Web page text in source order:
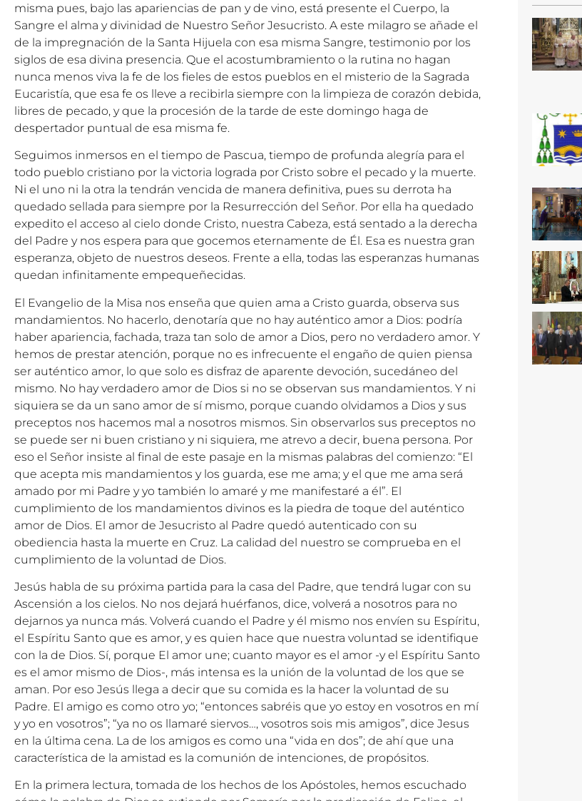
misma pues, bajo las apariencias de pan y de vino, está presente el Cuerpo, la
Sangre el alma y divinidad de Nuestro Señor Jesucristo. A este milagro se añade el
de la impregnación de la Santa Hijuela con esa misma Sangre, testimonio por los
siglos de esa divina presencia. Que el acostumbramiento o la rutina no hagan
nunca menos viva la fe de los fieles de estos pueblos en el misterio de la Sagrada
Eucaristía, que esa fe os lleve a recibirla siempre con la limpieza de corazón debida,
libres de pecado, y que la procesión de la tarde de este domingo haga de
despertador puntual de esa misma fe.
Seguimos inmersos en el tiempo de Pascua, tiempo de profunda alegría para el
todo pueblo cristiano por la victoria lograda por Cristo sobre el pecado y la muerte.
Ni el uno ni la otra la tendrán vencida de manera definitiva, pues su derrota ha
quedado sellada para siempre por la Resurrección del Señor. Por ella ha quedado
expedito el acceso al cielo donde Cristo, nuestra Cabeza, está sentado a la derecha
del Padre y nos espera para que gocemos eternamente de Él. Esa es nuestra gran
esperanza, objeto de nuestros deseos. Frente a ella, todas las esperanzas humanas
quedan infinitamente empequeñecidas.
El Evangelio de la Misa nos enseña que quien ama a Cristo guarda, observa sus
mandamientos. No hacerlo, denotaría que no hay auténtico amor a Dios: podría
haber apariencia, fachada, traza tan solo de amor a Dios, pero no verdadero amor. Y
hemos de prestar atención, porque no es infrecuente el engaño de quien piensa
ser auténtico amor, lo que solo es disfraz de aparente devoción, sucedáneo del
mismo. No hay verdadero amor de Dios si no se observan sus mandamientos. Y ni
siquiera se da un sano amor de sí mismo, porque cuando olvidamos a Dios y sus
preceptos nos hacemos mal a nosotros mismos. Sin observarlos sus preceptos no
se puede ser ni buen cristiano y ni siquiera, me atrevo a decir, buena persona. Por
eso el Señor insiste al final de este pasaje en la mismas palabras del comienzo: “El
que acepta mis mandamientos y los guarda, ese me ama; y el que me ama será
amado por mi Padre y yo también lo amaré y me manifestaré a él”. El
cumplimiento de los mandamientos divinos es la piedra de toque del auténtico
amor de Dios. El amor de Jesucristo al Padre quedó autenticado con su
obediencia hasta la muerte en Cruz. La calidad del nuestro se comprueba en el
cumplimiento de la voluntad de Dios.
Jesús habla de su próxima partida para la casa del Padre, que tendrá lugar con su
Ascensión a los cielos. No nos dejará huérfanos, dice, volverá a nosotros para no
dejarnos ya nunca más. Volverá cuando el Padre y él mismo nos envíen su Espíritu,
el Espíritu Santo que es amor, y es quien hace que nuestra voluntad se identifique
con la de Dios. Sí, porque El amor une; cuanto mayor es el amor -y el Espíritu Santo
es el amor mismo de Dios-, más intensa es la unión de la voluntad de los que se
aman. Por eso Jesús llega a decir que su comida es la hacer la voluntad de su
Padre. El amigo es como otro yo; “entonces sabréis que yo estoy en vosotros en mí
y yo en vosotros”; “ya no os llamaré siervos…, vosotros sois mis amigos”, dice Jesus
en la última cena. La de los amigos es como una “vida en dos”; de ahí que una
característica de la amistad es la comunión de intenciones, de propósitos.
En la primera lectura, tomada de los hechos de los Apóstoles, hemos escuchado